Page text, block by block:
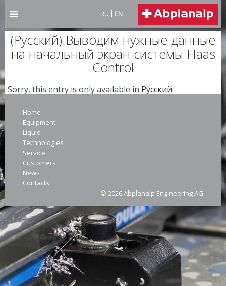
RU EN
(Русский) Выводим нужные данные
на начальный экран системы Haas
Control
Sorry, this entry is only available in Русский.
Home
Equipment
Liquid
Technologies
Service
Customers
News
Contacts
© 2026 Abplanalp Engineering AG